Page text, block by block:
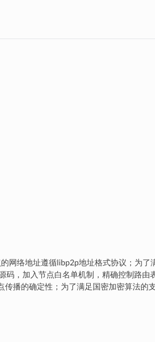
网络地址遵循libp2p地址格式协议；为了
码，加入节点白名单机制，精确控制路由
播的确定性；为了满足国密加密算法的